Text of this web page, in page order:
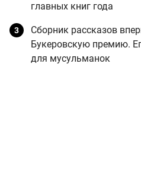
главных книг года
Сборник рассказов
Букеровскую премию.
для мусульманок